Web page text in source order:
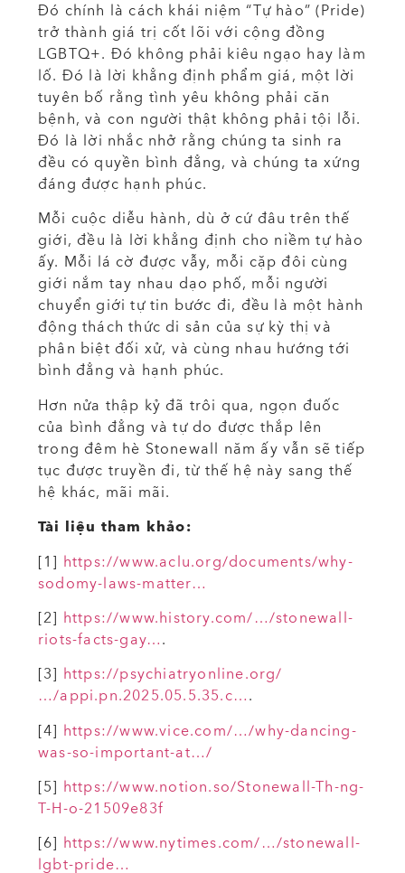
Đó chính là cách khái niệm “Tự hào” (Pride)
trở thành giá trị cốt lõi với cộng đồng
LGBTQ+. Đó không phải kiêu ngạo hay làm
lố. Đó là lời khẳng định phẩm giá, một lời
tuyên bố rằng tình yêu không phải căn
bệnh, và con người thật không phải tội lỗi.
Đó là lời nhắc nhở rằng chúng ta sinh ra
đều có quyền bình đẳng, và chúng ta xứng
đáng được hạnh phúc.
Mỗi cuộc diễu hành, dù ở cứ đâu trên thế
giới, đều là lời khẳng định cho niềm tự hào
ấy. Mỗi lá cờ được vẫy, mỗi cặp đôi cùng
giới nắm tay nhau dạo phố, mỗi người
chuyển giới tự tin bước đi, đều là một hành
động thách thức di sản của sự kỳ thị và
phân biệt đối xử, và cùng nhau hướng tới
bình đẳng và hạnh phúc.
Hơn nửa thập kỷ đã trôi qua, ngọn đuốc
của bình đẳng và tự do được thắp lên
trong đêm hè Stonewall năm ấy vẫn sẽ tiếp
tục được truyền đi, từ thế hệ này sang thế
hệ khác, mãi mãi.
Tài liệu tham khảo:
[1] https://www.aclu.org/documents/why-
sodomy-laws-matter…
[2] https://www.history.com/…/stonewall-
riots-facts-gay….
[3] https://psychiatryonline.org/
…/appi.pn.2025.05.5.35.c….
[4] https://www.vice.com/…/why-dancing-
was-so-important-at…/
[5] https://www.notion.so/Stonewall-Th-ng-
T-H-o-21509e83f
[6] https://www.nytimes.com/…/stonewall-
lgbt-pride…